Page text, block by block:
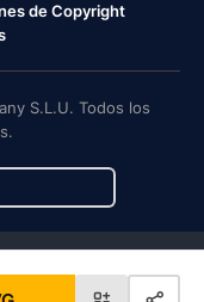
de Copyright
S.L.U. Todos los